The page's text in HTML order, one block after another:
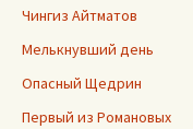
Чингиз Айтматов
Мелькнувший день
Опасный Щедрин
Первый из Романовых